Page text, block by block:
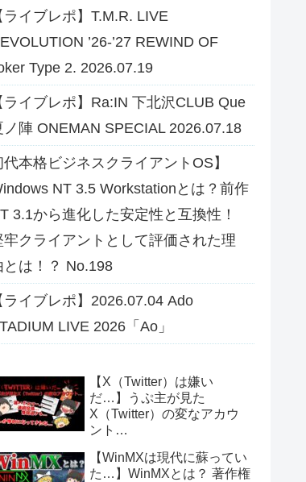
ライブレポ】T.M.R. LIVE
’26-’27 REWIND OF
Type 2. 2026.07.19
ライブレポ】Ra:IN 下北沢CLUB Que
ノ陣 ONEMAN SPECIAL 2026.07.18
代本格ビジネスクライアントOS】
NT 3.5 Workstationとは？前作
3.1から進化した安定性と互換性！
牢クライアントとして評価された理
とは！？ No.198
ライブレポ】2026.07.04 Ado
LIVE 2026「Ao」
【X（Twitter）は嫌い
だ…】うぷ主が見た
X（Twitter）の変なアカウ
ント…
【WinMXは現代に蘇ってい
た…】WinMXとは？ 著作権